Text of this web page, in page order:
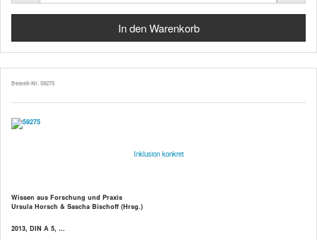
Bestell-Nr. 59275
Inklusion konkret
Wissen aus Forschung und Praxis
Ursula Horsch & Sascha Bischoff (Hrsg.)
2013, DIN A 5, ...